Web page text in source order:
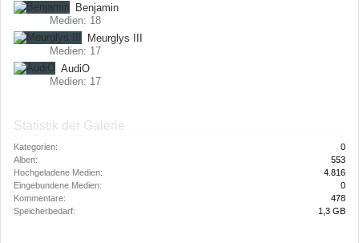
Benjamin
Medien: 18
Meurglys III
Medien: 17
AudiO
Medien: 17
Statistik der Galerie
Kategorien:
0
Alben:
553
Hochgeladene Medien:
4.816
Eingebundene Medien:
0
Kommentare:
478
Speicherbedarf:
1,3 GB